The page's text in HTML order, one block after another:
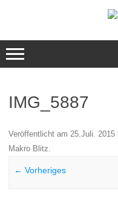
IMG_5887
Veröffentlicht am 25.Juli. 2015
Makro Blitz.
← Vorheriges